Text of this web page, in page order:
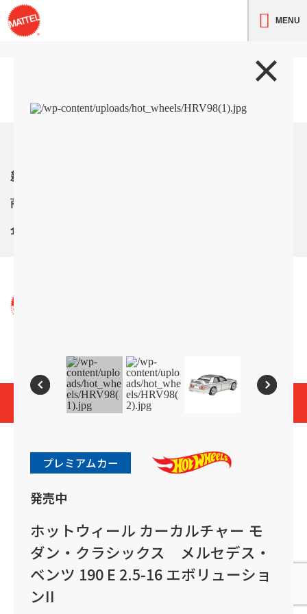
MENU
プレミアムカー
発売中
ホットウィール カーカルチャー モ
ダン・クラシックス メルセデス・
ベンツ 190 E 2.5-16 エボリューショ
ンII
新着情報
商品紹介
企業情報
© 2026 Mattel. All Rights Reserved.
page top